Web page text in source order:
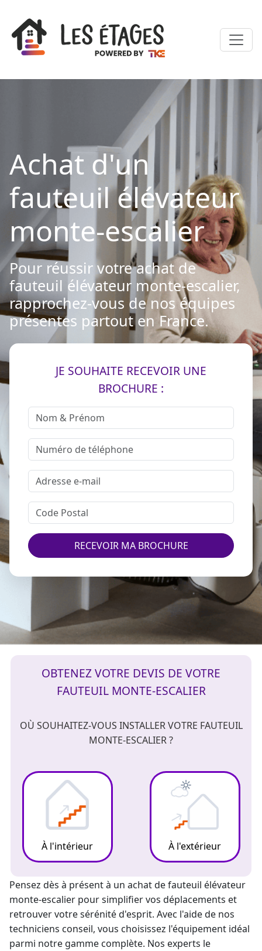
Achat d'un
fauteuil élévateur
monte-escalier
Pour réussir votre achat de
fauteuil élévateur monte-escalier,
rapprochez-vous de nos équipes
présentes partout en France.
JE SOUHAITE RECEVOIR UNE
BROCHURE :
RECEVOIR MA BROCHURE
OBTENEZ VOTRE DEVIS DE VOTRE
FAUTEUIL MONTE-ESCALIER
OÙ SOUHAITEZ-VOUS INSTALLER VOTRE FAUTEUIL
MONTE-ESCALIER ?
À l'intérieur À l'extérieur
Pensez dès à présent à un achat de fauteuil élévateur
monte-escalier pour simplifier vos déplacements et
retrouver votre sérénité d'esprit. Avec l'aide de nos
techniciens conseil, vous choisissez l'équipement idéal
parmi notre gamme complète. Nos experts le